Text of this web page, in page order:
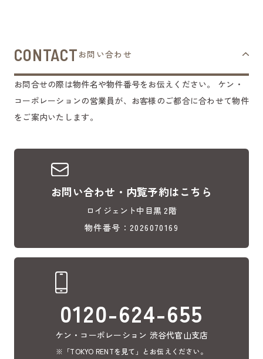
CONTACT お問い合わせ
お問合せの際は物件名や物件番号をお伝えください。
ケン・
コーポレーションの営業員が、お客様のご都合に合わせて物件
をご案内いたします。
お問い合わせ・内覧予約はこちら
ロイジェント中目黒 2階
物件番号：2026070169
0120-624-655
ケン・コーポレーション 渋谷代官山支店
※「TOKYO RENTを見て」とお伝えください。